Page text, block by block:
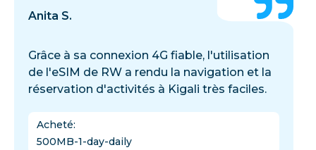
Anita S.
Grâce à sa connexion 4G fiable, l'utilisation
de l'eSIM de RW a rendu la navigation et la
réservation d'activités à Kigali très faciles.
Acheté:
500MB-1-day-daily